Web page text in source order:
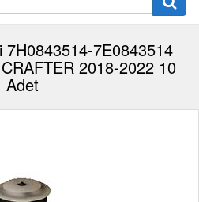
7H0843514-7E0843514
2018-2022 10
Adet